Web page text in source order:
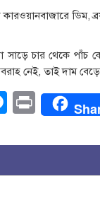
ডিম,
সাড়ে চার থেকে
নেই, তাই দাম
Print